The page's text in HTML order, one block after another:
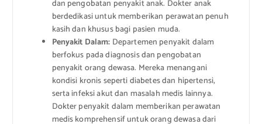
dan pengobatan penyakit anak. Dokter anak
berdedikasi untuk memberikan perawatan penuh
kasih dan khusus bagi pasien muda.
Penyakit Dalam: Departemen penyakit dalam
berfokus pada diagnosis dan pengobatan
penyakit orang dewasa. Mereka menangani
kondisi kronis seperti diabetes dan hipertensi,
serta infeksi akut dan masalah medis lainnya.
Dokter penyakit dalam memberikan perawatan
medis komprehensif untuk orang dewasa dari